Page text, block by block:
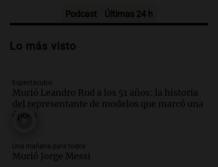
Audio.Trágico accidente en Mendoza:
vehículos desde un puente
Audio.
y cinco heridos tras caer dos autos desde
un puente
Una mañana para todos
Audio.Messi llegará esta noche a
Rosario para acompañar a su familia
Podcast Últimas 24 h
Lo más visto
Espectáculos
Murió Leandro Rud a los 51 años: la historia
del representante de modelos que marcó una
época
Una mañana para todos
Murió Jorge Messi